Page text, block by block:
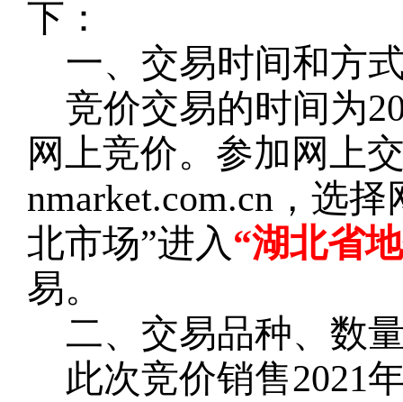
下：
一、交易时间和方
竞价交易的时间为
网上竞价。参加网上
nmarket.com.cn，选
北市场”进入“湖北省
易。
二、交易品种、数
此次竞价销售2021